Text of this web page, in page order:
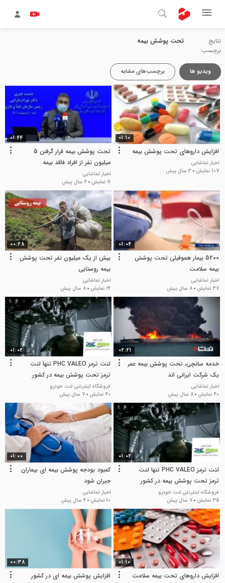
نتایج
برچسب:
تحت پوشش بیمه
ویدیو ها برچسب‌های مشابه
01:10
افزایش داروهای تحت پوشش بیمه
اخبار تماشایی
107 نمایش
3 سال پیش
01:44
تحت پوشش بیمه قرار گرفتن 5
میلیون نفر از افراد فاقد بیمه
اخبار تماشایی
11 نمایش
4 سال پیش
01:04
5200 بیمار هموفیلی تحت پوشش
بیمه سلامت
اخبار تماشایی
37 نمایش
8 سال پیش
00:28
بیش از یک میلیون نفر تحت پوشش
بیمه روستایی
اخبار تماشایی
22 نمایش
8 سال پیش
02:21
خدمه سانچی، تحت پوشش بیمه عمر
یک شرکت ایرانی اند
اخبار تماشایی
40 نمایش
8 سال پیش
01:02
لنت ترمز PHC VALEO تنها لنت
ترمز تحت پوشش بیمه در كشور
فروشگاه اینترنتی لنت خودرو
40 نمایش
7 سال پیش
01:02
لنت ترمز PHC VALEO تنها لنت
ترمز تحت پوشش بیمه در كشور
فروشگاه اینترنتی لنت خودرو
35 نمایش
7 سال پیش
01:00
کمبود بودجه پوشش بیمه ای بیماران
جبران شود
اخبار تماشایی
10 نمایش
4 سال پیش
01:10
افزایش داروهای تحت بیمه سلامت
00:38
افزایش پوشش بیمه ای در کشور